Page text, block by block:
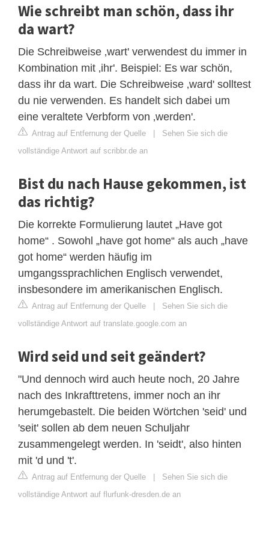
Wie schreibt man schön, dass ihr
da wart?
Die Schreibweise ‚wart' verwendest du immer in
Kombination mit ‚ihr'. Beispiel: Es war schön,
dass ihr da wart. Die Schreibweise ‚ward' solltest
du nie verwenden. Es handelt sich dabei um
eine veraltete Verbform von ‚werden'.
Antrag auf Entfernung der Quelle | Sehen Sie sich die
vollständige Antwort auf scribbr.de an
Bist du nach Hause gekommen, ist
das richtig?
Die korrekte Formulierung lautet „Have got
home“ . Sowohl „have got home“ als auch „have
got home“ werden häufig im
umgangssprachlichen Englisch verwendet,
insbesondere im amerikanischen Englisch.
Antrag auf Entfernung der Quelle | Sehen Sie sich die
vollständige Antwort auf translate.google.com an
Wird seid und seit geändert?
"Und dennoch wird auch heute noch, 20 Jahre
nach des Inkrafttretens, immer noch an ihr
herumgebastelt. Die beiden Wörtchen 'seid' und
'seit' sollen ab dem neuen Schuljahr
zusammengelegt werden. In 'seidt', also hinten
mit 'd und 't'.
Antrag auf Entfernung der Quelle | Sehen Sie sich die
vollständige Antwort auf flurfunk-dresden.de an